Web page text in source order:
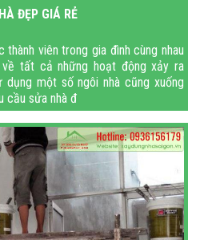
ĐẸP GIÁ RẺ
viên trong gia đình cùng nhau
tất cả những hoạt động xảy ra
dụng một số ngôi nhà cũng xuống
cầu sửa nhà đ